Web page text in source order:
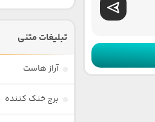
تبلیغات متنی
آراز هاست
برج خنک کننده